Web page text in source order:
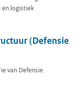
en logistiek
(Defensie
van Defensie